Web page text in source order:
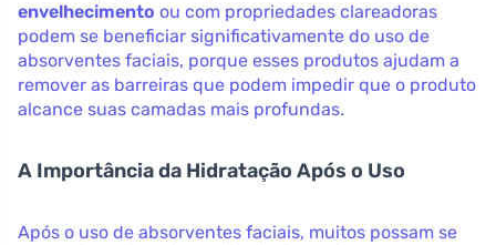
envelhecimento ou com propriedades clareadoras
podem se beneficiar significativamente do uso de
absorventes faciais, porque esses produtos ajudam a
remover as barreiras que podem impedir que o produto
alcance suas camadas mais profundas.
A Importância da Hidratação Após o Uso
Após o uso de absorventes faciais, muitos possam se